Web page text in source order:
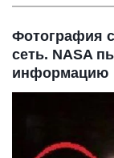
Фотография
сеть. NASA
информацию